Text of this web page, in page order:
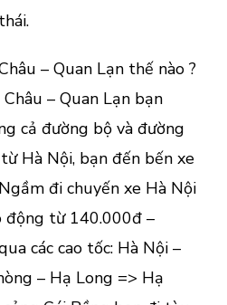
– Quan Lạn thế nào ?
– Quan Lạn bạn
cả đường bộ và đường
Hà Nội, bạn đến bến xe
đi chuyến xe Hà Nội
động từ 140.000đ –
các cao tốc: Hà Nội –
– Hạ Long => Hạ